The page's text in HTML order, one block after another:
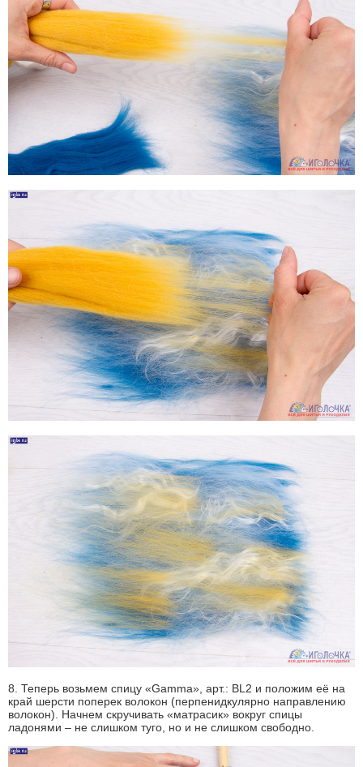
8. Теперь возьмем спицу «Gamma», арт.: BL2 и положим её на
край шерсти поперек волокон (перпенидкулярно направлению
волокон). Начнем скручивать «матрасик» вокруг спицы
ладонями – не слишком туго, но и не слишком свободно.